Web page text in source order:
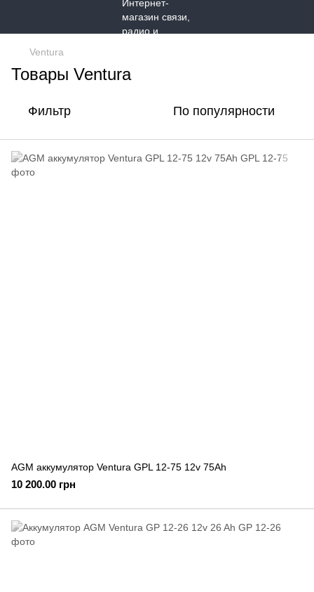
Ventura
Товары Ventura
Фильтр По популярности
AGM аккумулятор Ventura GPL 12-75 12v 75Ah
10 200.00 грн